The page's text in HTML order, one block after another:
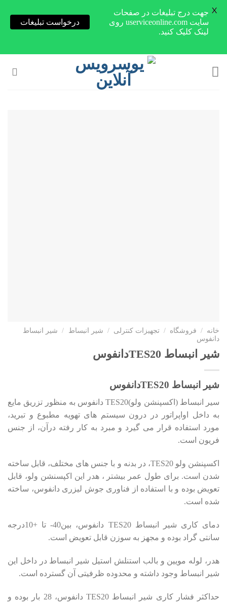
خانه / فروشگاه / تجهیزات کنترلی / شیر انبساط /
شیر انبساط
دانفوس
شیر انبساط TES20دانفوس
شیر انبساط TES20دانفوس
سیر انبساط (اکسپنشن ولو)TES20 دانفوس به منظور تزریق مایع
به داخل اواپراتور در درون سیستم های تهویه مطبوع و تبرید،
مورد استفاده قرار می گیرد و مبرد به کار رفته درآن، از جنس
فریون است.
اکسپنشن ولو TES20، در بدنه و با جنس های مختلف، قابل ساخته
شدن است. برای طول عمر بیشتر ، هدر این اکپسنشن ولو، قابل
تعویض بوده و با استفاده از فناوری جوش لیزری دانفوس، ساخته
شده است.
دمای کاری شیر انبساط TES20 دانفوس، بین40- تا +10درجه
سانتی گراد بوده و مجهز به سوزن قابل تعویض است.
هدر، لوله مویین و بالب استنلش استیل شیر انبساط در داخل این
شیر انبساط وجود داشته و محدوده ظرفیتی آن گسترده است.
حداکثر فشار کاری شیر انبساط TES20 دانفوس، 28 بار بوده و
جهت درج تبلیغات در صفحات
سایت userviceonline.com روی
لینک کلیک کنید.
درخواست تبلیغات
X